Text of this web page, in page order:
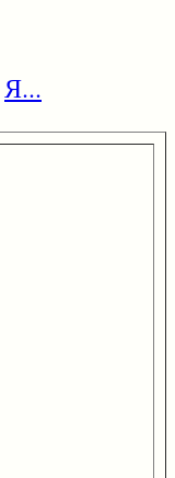
Я...